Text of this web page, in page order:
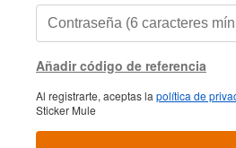
Añadir código de referencia
Al registrarte, aceptas la política de
Sticker Mule